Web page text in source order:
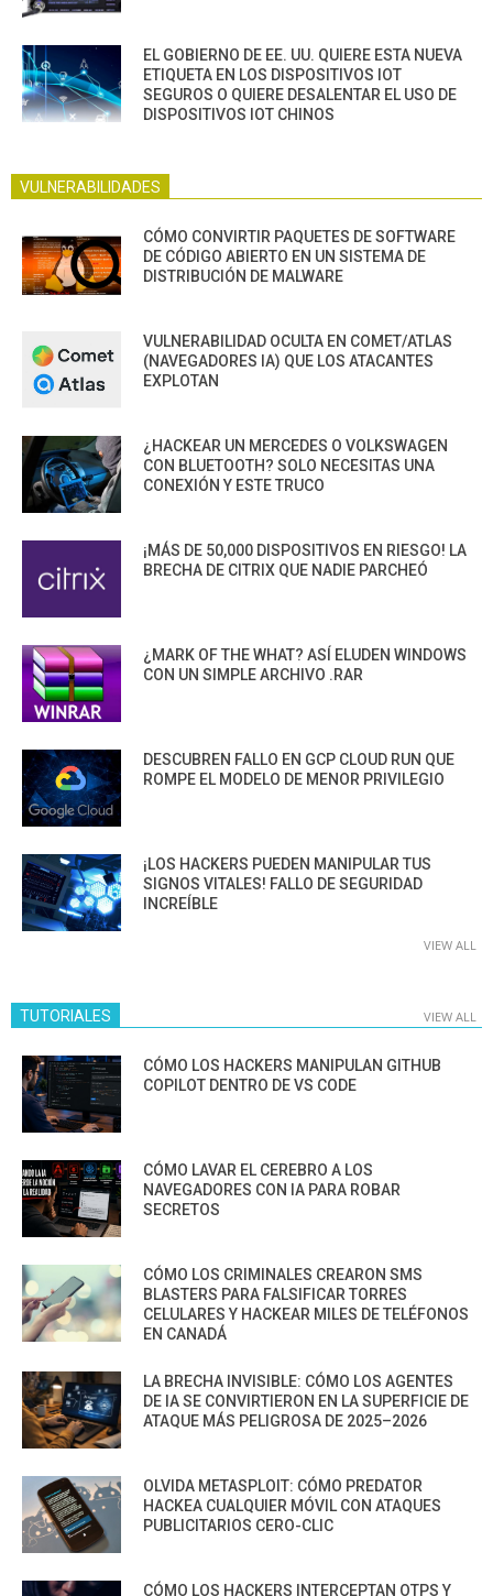
EL GOBIERNO DE EE. UU. QUIERE ESTA NUEVA
ETIQUETA EN LOS DISPOSITIVOS IOT
SEGUROS O QUIERE DESALENTAR EL USO DE
DISPOSITIVOS IOT CHINOS
VULNERABILIDADES
CÓMO CONVIRTIR PAQUETES DE SOFTWARE
DE CÓDIGO ABIERTO EN UN SISTEMA DE
DISTRIBUCIÓN DE MALWARE
VULNERABILIDAD OCULTA EN COMET/ATLAS
(NAVEGADORES IA) QUE LOS ATACANTES
EXPLOTAN
¿HACKEAR UN MERCEDES O VOLKSWAGEN
CON BLUETOOTH? SOLO NECESITAS UNA
CONEXIÓN Y ESTE TRUCO
¡MÁS DE 50,000 DISPOSITIVOS EN RIESGO! LA
BRECHA DE CITRIX QUE NADIE PARCHEÓ
¿MARK OF THE WHAT? ASÍ ELUDEN WINDOWS
CON UN SIMPLE ARCHIVO .RAR
DESCUBREN FALLO EN GCP CLOUD RUN QUE
ROMPE EL MODELO DE MENOR PRIVILEGIO
¡LOS HACKERS PUEDEN MANIPULAR TUS
SIGNOS VITALES! FALLO DE SEGURIDAD
INCREÍBLE
VIEW ALL
TUTORIALES VIEW ALL
CÓMO LOS HACKERS MANIPULAN GITHUB
COPILOT DENTRO DE VS CODE
CÓMO LAVAR EL CEREBRO A LOS
NAVEGADORES CON IA PARA ROBAR
SECRETOS
CÓMO LOS CRIMINALES CREARON SMS
BLASTERS PARA FALSIFICAR TORRES
CELULARES Y HACKEAR MILES DE TELÉFONOS
EN CANADÁ
LA BRECHA INVISIBLE: CÓMO LOS AGENTES
DE IA SE CONVIRTIERON EN LA SUPERFICIE DE
ATAQUE MÁS PELIGROSA DE 2025–2026
OLVIDA METASPLOIT: CÓMO PREDATOR
HACKEA CUALQUIER MÓVIL CON ATAQUES
PUBLICITARIOS CERO-CLIC
CÓMO LOS HACKERS INTERCEPTAN OTPS Y